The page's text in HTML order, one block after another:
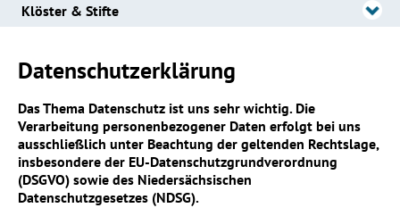
Klöster & Stifte
Datenschutzerklärung
Das Thema Datenschutz ist uns sehr wichtig. Die
Verarbeitung personenbezogener Daten erfolgt bei uns
ausschließlich unter Beachtung der geltenden Rechtslage,
insbesondere der EU-Datenschutzgrundverordnung
(DSGVO) sowie des Niedersächsischen
Datenschutzgesetzes (NDSG).